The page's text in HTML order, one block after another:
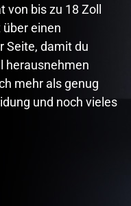
bis zu 18 Zoll
einen
Seite, damit du
herausnehmen
mehr als genug
und noch vieles